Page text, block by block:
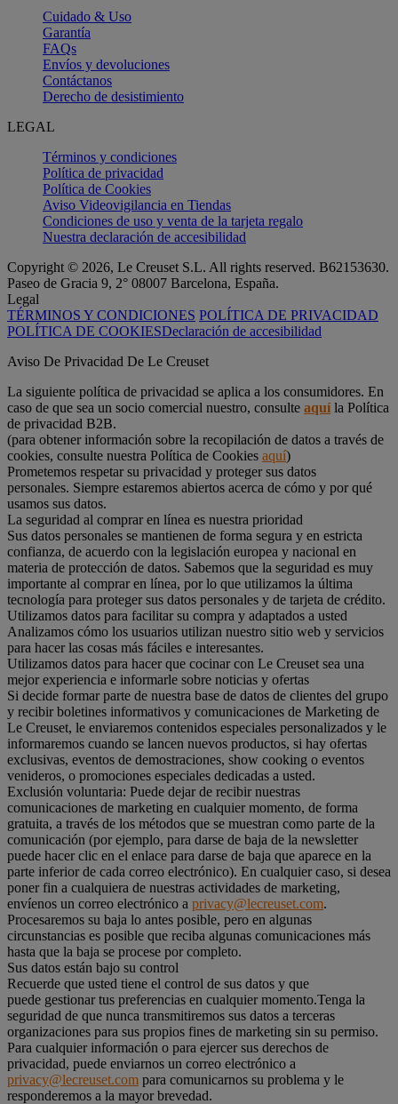
Cuidado & Uso
Garantía
FAQs
Envíos y devoluciones
Contáctanos
Derecho de desistimiento
LEGAL
Términos y condiciones
Política de privacidad
Política de Cookies
Aviso Videovigilancia en Tiendas
Condiciones de uso y venta de la tarjeta regalo
Nuestra declaración de accesibilidad
Copyright © 2026, Le Creuset S.L. All rights reserved. B62153630.
Paseo de Gracia 9, 2° 08007 Barcelona, España.
Legal
TÉRMINOS Y CONDICIONES POLÍTICA DE PRIVACIDAD
POLÍTICA DE COOKIESDeclaración de accesibilidad
Aviso De Privacidad De Le Creuset
La siguiente política de privacidad se aplica a los consumidores. En
caso de que sea un socio comercial nuestro, consulte aquíla Política
de privacidad B2B.
(para obtener información sobre la recopilación de datos a través de
cookies, consulte nuestra Política de Cookies aquí)
Prometemos respetar su privacidad y proteger sus datos
personales. Siempre estaremos abiertos acerca de cómo y por qué
usamos sus datos.
La seguridad al comprar en línea es nuestra prioridad
Sus datos personales se mantienen de forma segura y en estricta
confianza, de acuerdo con la legislación europea y nacional en
materia de protección de datos. Sabemos que la seguridad es muy
importante al comprar en línea, por lo que utilizamos la última
tecnología para proteger sus datos personales y de tarjeta de crédito.
Utilizamos datos para facilitar su compra y adaptados a usted
Analizamos cómo los usuarios utilizan nuestro sitio web y servicios
para hacer las cosas más fáciles e interesantes.
Utilizamos datos para hacer que cocinar con Le Creuset sea una
mejor experiencia e informarle sobre noticias y ofertas
Si decide formar parte de nuestra base de datos de clientes del grupo
y recibir boletines informativos y comunicaciones de Marketing de
Le Creuset, le enviaremos contenidos especiales personalizados y le
informaremos cuando se lancen nuevos productos, si hay ofertas
exclusivas, eventos de demostraciones, show cooking o eventos
venideros, o promociones especiales dedicadas a usted.
Exclusión voluntaria: Puede dejar de recibir nuestras
comunicaciones de marketing en cualquier momento, de forma
gratuita, a través de los métodos que se muestran como parte de la
comunicación (por ejemplo, para darse de baja de la newsletter
puede hacer clic en el enlace para darse de baja que aparece en la
parte inferior de cada correo electrónico). En cualquier caso, si desea
poner fin a cualquiera de nuestras actividades de marketing,
envíenos un correo electrónico a privacy@lecreuset.com.
Procesaremos su baja lo antes posible, pero en algunas
circunstancias es posible que reciba algunas comunicaciones más
hasta que la baja se procese por completo.
Sus datos están bajo su control
Recuerde que usted tiene el control de sus datos y que
puede gestionar tus preferencias en cualquier momento.Tenga la
seguridad de que nunca transmitiremos sus datos a terceras
organizaciones para sus propios fines de marketing sin su permiso.
Para cualquier información o para ejercer sus derechos de
privacidad, puede enviarnos un correo electrónico a
privacy@lecreuset.com para comunicarnos su problema y le
responderemos a la mayor brevedad.